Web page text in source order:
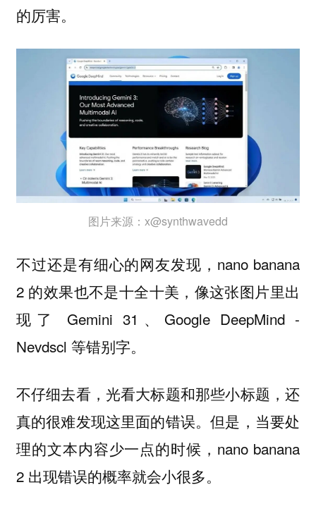
的厉害。
图片来源：x@synthwavedd
不过还是有细心的网友发现，nano banana
2 的效果也不是十全十美，像这张图片里出
现了 Gemini 31、Google DeepMind -
Nevdscl 等错别字。
不仔细去看，光看大标题和那些小标题，还
真的很难发现这里面的错误。但是，当要处
理的文本内容少一点的时候，nano banana
2 出现错误的概率就会小很多。